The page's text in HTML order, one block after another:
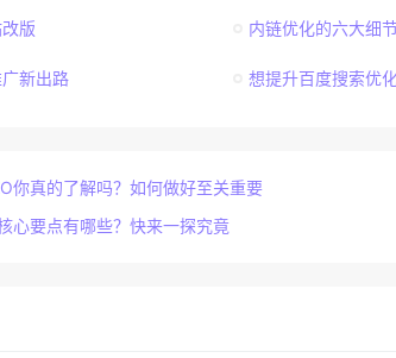
版 内链优化的六大细
新出路 想提升百度搜索优
你真的了解吗？如何做好至关重要
心要点有哪些？快来一探究竟